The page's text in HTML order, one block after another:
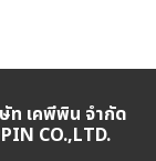
ท เคพีพิน จำกัด
CO.,LTD.